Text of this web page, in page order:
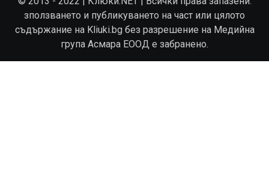
зползването и публикуването на част или цялото
съдържание на Kliuki.bg без разрешение на Медийна
група Асмара ЕООД е забранено.